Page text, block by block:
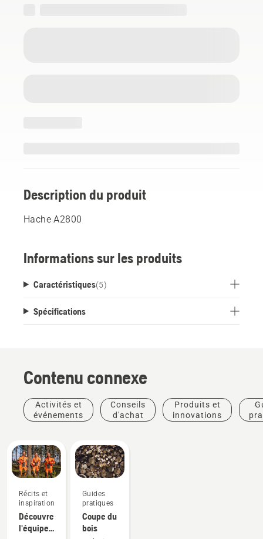
Description du produit
Hache A2800
Informations sur les produits
Caractéristiques(5)
Spécifications
Contenu connexe
Activités et
événements
Conseils
d'achat
Produits et
innovations
Récits et
inspiration
Découvrez
l'équipe
Guides
pratiques
Coupe du
bois